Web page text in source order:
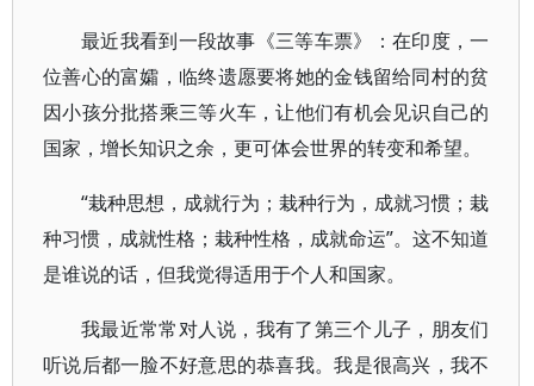
最近我看到一段故事《三等车票》：在印度，一
位善心的富孀，临终遗愿要将她的金钱留给同村的贫
因小孩分批搭乘三等火车，让他们有机会见识自己的
国家，增长知识之余，更可体会世界的转变和希望。
“栽种思想，成就行为；栽种行为，成就习惯；栽
种习惯，成就性格；栽种性格，成就命运”。这不知道
是谁说的话，但我觉得适用于个人和国家。
我最近常常对人说，我有了第三个儿子，朋友们
听说后都一脸不好意思的恭喜我。我是很高兴，我不